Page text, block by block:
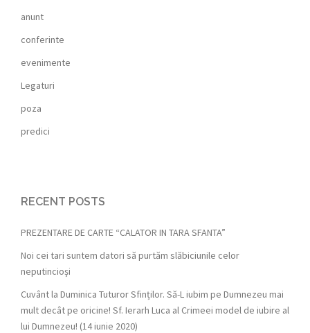
anunt
conferinte
evenimente
Legaturi
poza
predici
RECENT POSTS
PREZENTARE DE CARTE “CALATOR IN TARA SFANTA”
Noi cei tari suntem datori să purtăm slăbiciunile celor
neputincioşi
Cuvânt la Duminica Tuturor Sfinților. Să-L iubim pe Dumnezeu mai
mult decât pe oricine! Sf. Ierarh Luca al Crimeei model de iubire al
lui Dumnezeu! (14 iunie 2020)